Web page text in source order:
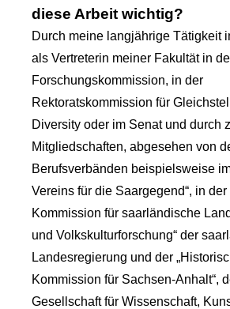
diese Arbeit wichtig?
Durch meine langjährige Tätigkeit
als Vertreterin meiner Fakultät in
Forschungskommission, in der
Rektoratskommission für
Diversity oder im Senat und durch
Mitgliedschaften, abgesehen von
Berufsverbänden beispielsweise
Vereins für die Saargegend“, in der
Kommission für saarländische
und Volkskulturforschung“ der
Landesregierung und der
Kommission für Sachsen-Anhalt“,
Gesellschaft für Wissenschaft,